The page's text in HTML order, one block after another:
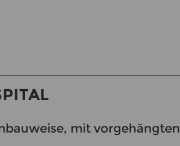
mit vorgehängten